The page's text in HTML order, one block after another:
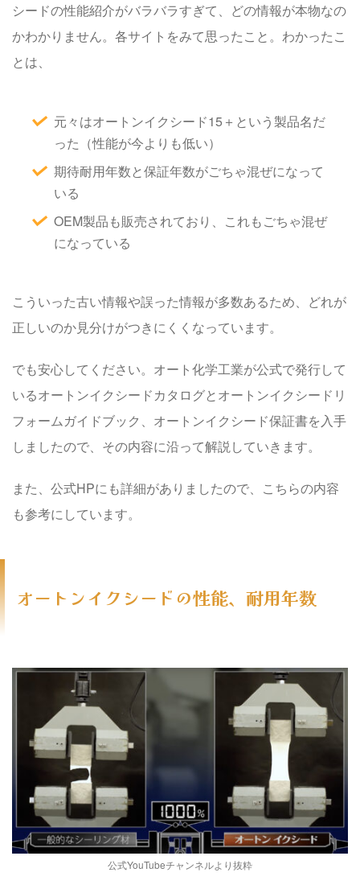
シードの性能紹介がバラバラすぎて、どの情報が本物なの
かわかりません。各サイトをみて思ったこと。わかったこ
とは、
元々はオートンイクシード15＋という製品名だ
った（性能が今よりも低い）
期待耐用年数と保証年数がごちゃ混ぜになって
いる
OEM製品も販売されており、これもごちゃ混ぜ
になっている
こういった古い情報や誤った情報が多数あるため、どれが
正しいのか見分けがつきにくくなっています。
でも安心してください。オート化学工業が公式で発行して
いるオートンイクシードカタログとオートンイクシードリ
フォームガイドブック、オートンイクシード保証書を入手
しましたので、その内容に沿って解説していきます。
また、公式HPにも詳細がありましたので、こちらの内容
も参考にしています。
オートンイクシードの性能、耐用年数
公式YouTubeチャンネルより抜粋